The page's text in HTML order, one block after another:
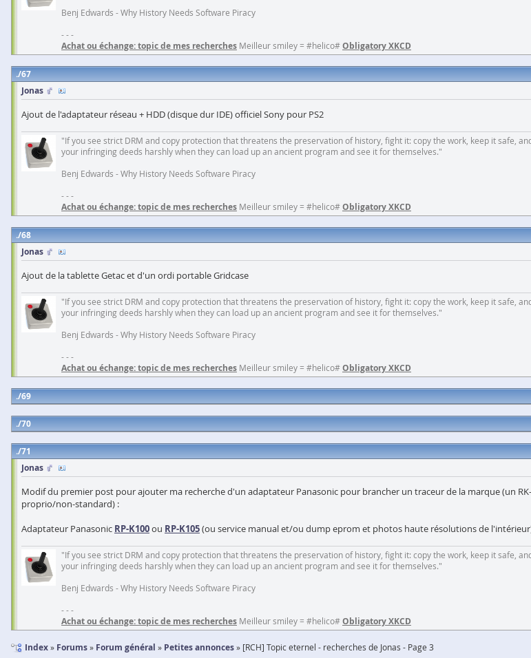
Benj Edwards - Why History Needs Software Piracy
- - -
Achat ou échange: topic de mes recherches Meilleur smiley = #helico#Obligatory XKCD
67
Jonas
Ajout de l'adaptateur réseau + HDD (disque dur IDE) officiel Sony pour PS2
"If you see strict DRM and copy protection that threatens the preservation of history, fight it: copy the work, keep it safe,
your infringing deeds harshly when they can load up an ancient program and see it for themselves."
Benj Edwards - Why History Needs Software Piracy
- - -
Achat ou échange: topic de mes recherches Meilleur smiley = #helico#Obligatory XKCD
68
Jonas
Ajout de la tablette Getac et d'un ordi portable Gridcase
"If you see strict DRM and copy protection that threatens the preservation of history, fight it: copy the work, keep it safe,
your infringing deeds harshly when they can load up an ancient program and see it for themselves."
Benj Edwards - Why History Needs Software Piracy
- - -
Achat ou échange: topic de mes recherches Meilleur smiley = #helico#Obligatory XKCD
69
70
71
Jonas
Modif du premier post pour ajouter ma recherche d'un adaptateur Panasonic pour brancher un traceur de la marque (un
proprio/non-standard) :
Adaptateur Panasonic RP-K100ou RP-K105(ou service manual et/ou dump eprom et photos haute résolutions de
"If you see strict DRM and copy protection that threatens the preservation of history, fight it: copy the work, keep it safe,
your infringing deeds harshly when they can load up an ancient program and see it for themselves."
Benj Edwards - Why History Needs Software Piracy
- - -
Achat ou échange: topic de mes recherches Meilleur smiley = #helico#Obligatory XKCD
Index Forums Forum général Petites annonces [RCH] Topic eternel - recherches de Jonas - Page 3